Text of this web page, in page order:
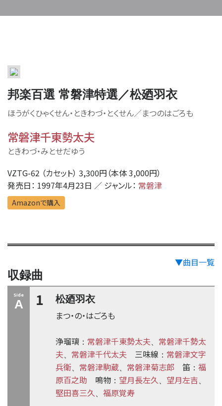
邦楽百選 常磐津特選／松廼羽衣
ほうがくひゃくせん・ときわづ・とくせん／まつのはごろも
常磐津千東勢太夫
ときわづ・みとせだゆう
VZTG-62 （カセット） 3,300円（本体 3,000円）
発売日： 1997年4月23日 ／ ジャンル： 常磐津
Amazonで購入
▼曲目一覧
収録曲
Side
A 1 松廼羽衣
まつ・の・はごろも
浄瑠璃 ： 常磐津千東勢太夫
常磐津千勢太
夫
常磐津千代太夫 三味線 ： 常磐津文字
兵衛
常磐津駒蔵 常磐津菊志郎 笛 ： 福
原百之助
鳴物 ： 望月長左久 望月左吉
堅田喜三久 福原覚寿